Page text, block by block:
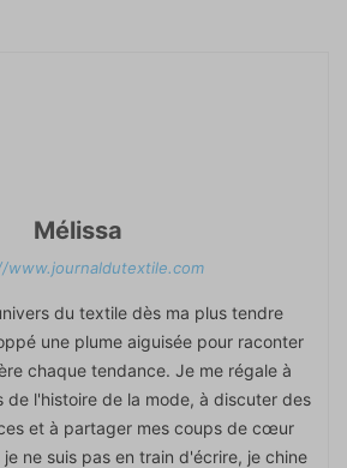
Mélissa
www.journaldutextile.com
du textile dès ma plus tendre
une plume aiguisée pour raconter
chaque tendance. Je me régale à
de l'histoire de la mode, à discuter des
et à partager mes coups de cœur
ne suis pas en train d'écrire, je chine